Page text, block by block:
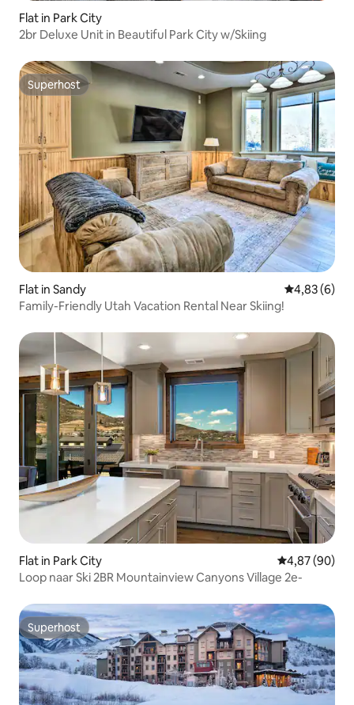
Flat in Park City
2br Deluxe Unit in Beautiful Park City w/Skiing
Superhost
Superhost
Flat in Sandy Gemiddelde
4,83 (6)
Family-Friendly Utah Vacation Rental Near Skiing!
Flat in Park City Gemiddelde
4,87 (90)
Loop naar Ski 2BR Mountainview Canyons Village 2e-
Superhost
Superhost